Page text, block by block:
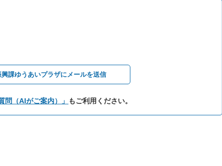
課ゆうあいプラザにメールを送信
問（AIがご案内）」 もご利用ください。